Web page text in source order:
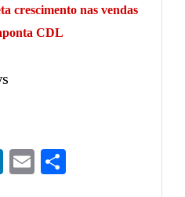
crescimento nas vendas
CDL
LinkedIn
Email